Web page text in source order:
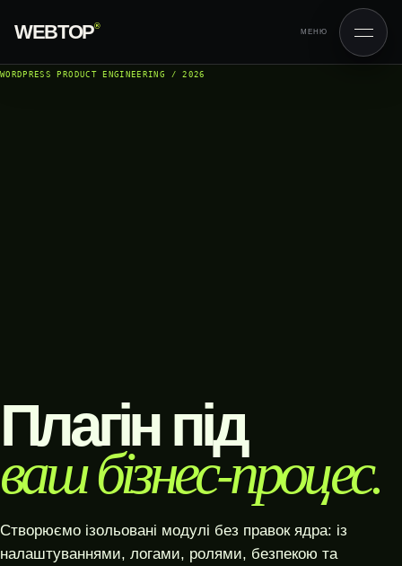
WEBTOP®
МЕНЮ
WORDPRESS PRODUCT ENGINEERING / 2026
Плагін під
ваш бізнес-процес.
Створюємо ізольовані модулі без правок ядра: із
налаштуваннями, логами, ролями, безпекою та